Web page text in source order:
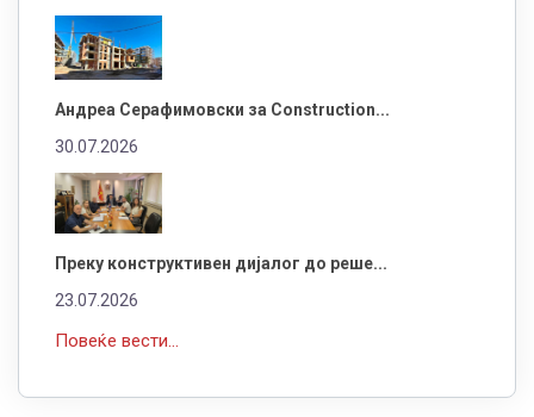
Андреа Серафимовски за Construction...
30.07.2026
Преку конструктивен дијалог до реше...
23.07.2026
Повеќе вести...